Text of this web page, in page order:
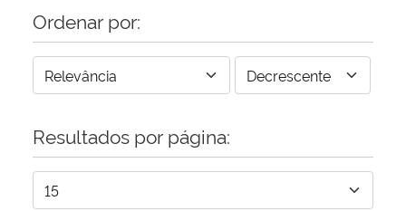
Ordenar por:
Resultados por página: